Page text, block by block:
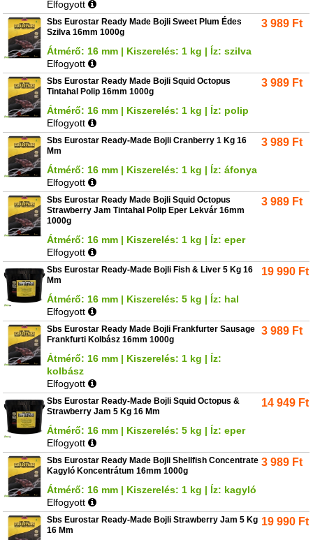
Elfogyott
Sbs Eurostar Ready Made Bojli Sweet Plum Édes
Szilva 16mm 1000g
Átmérő: 16 mm | Kiszerelés: 1 kg | Íz: szilva
Elfogyott
3 989 Ft
Sbs Eurostar Ready Made Bojli Squid Octopus
Tintahal Polip 16mm 1000g
Átmérő: 16 mm | Kiszerelés: 1 kg | Íz: polip
Elfogyott
3 989 Ft
Sbs Eurostar Ready-Made Bojli Cranberry 1 Kg 16
Mm
Átmérő: 16 mm | Kiszerelés: 1 kg | Íz: áfonya
Elfogyott
3 989 Ft
Sbs Eurostar Ready Made Bojli Squid Octopus
Strawberry Jam Tintahal Polip Eper Lekvár 16mm
1000g
Átmérő: 16 mm | Kiszerelés: 1 kg | Íz: eper
Elfogyott
3 989 Ft
Sbs Eurostar Ready-Made Bojli Fish & Liver 5 Kg 16
Mm
Átmérő: 16 mm | Kiszerelés: 5 kg | Íz: hal
Elfogyott
19 990 Ft
Sbs Eurostar Ready Made Bojli Frankfurter Sausage
Frankfurti Kolbász 16mm 1000g
Átmérő: 16 mm | Kiszerelés: 1 kg | Íz:
kolbász
Elfogyott
3 989 Ft
Sbs Eurostar Ready-Made Bojli Squid Octopus &
Strawberry Jam 5 Kg 16 Mm
Átmérő: 16 mm | Kiszerelés: 5 kg | Íz: eper
Elfogyott
14 949 Ft
Sbs Eurostar Ready Made Bojli Shellfish Concentrate
Kagyló Koncentrátum 16mm 1000g
Átmérő: 16 mm | Kiszerelés: 1 kg | Íz: kagyló
Elfogyott
3 989 Ft
Sbs Eurostar Ready-Made Bojli Strawberry Jam 5 Kg
16 Mm
19 990 Ft